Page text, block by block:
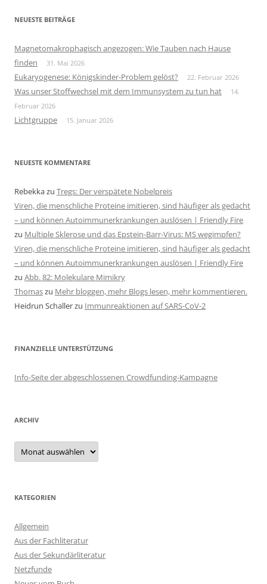
NEUESTE BEITRÄGE
Magnetomakrophagisch angezogen: Wie Tauben nach Hause
finden
31. Mai 2026
Eukaryogenese: Königskinder-Problem gelöst? 22. Februar 2026
Was unser Stoffwechsel mit dem Immunsystem zu tun hat
14.
Februar 2026
Lichtgruppe 15. Januar 2026
NEUESTE KOMMENTARE
Rebekkazu Tregs: Der verspätete Nobelpreis
Viren, die menschliche Proteine imitieren, sind häufiger als gedacht
– und können Autoimmunerkrankungen auslösen | Friendly Fire
zu Multiple Sklerose und das Epstein-Barr-Virus: MS wegimpfen?
Viren, die menschliche Proteine imitieren, sind häufiger als gedacht
– und können Autoimmunerkrankungen auslösen | Friendly Fire
zu Abb. 82: Molekulare Mimikry
Thomaszu Mehr bloggen, mehr Blogs lesen, mehr kommentieren.
Heidrun Schallerzu Immunreaktionen auf SARS-CoV-2
FINANZIELLE UNTERSTÜTZUNG
Info-Seite der abgeschlossenen Crowdfunding-Kampagne
ARCHIV
Archiv
KATEGORIEN
Allgemein
Aus der Fachliteratur
Aus der Sekundärliteratur
Netzfunde